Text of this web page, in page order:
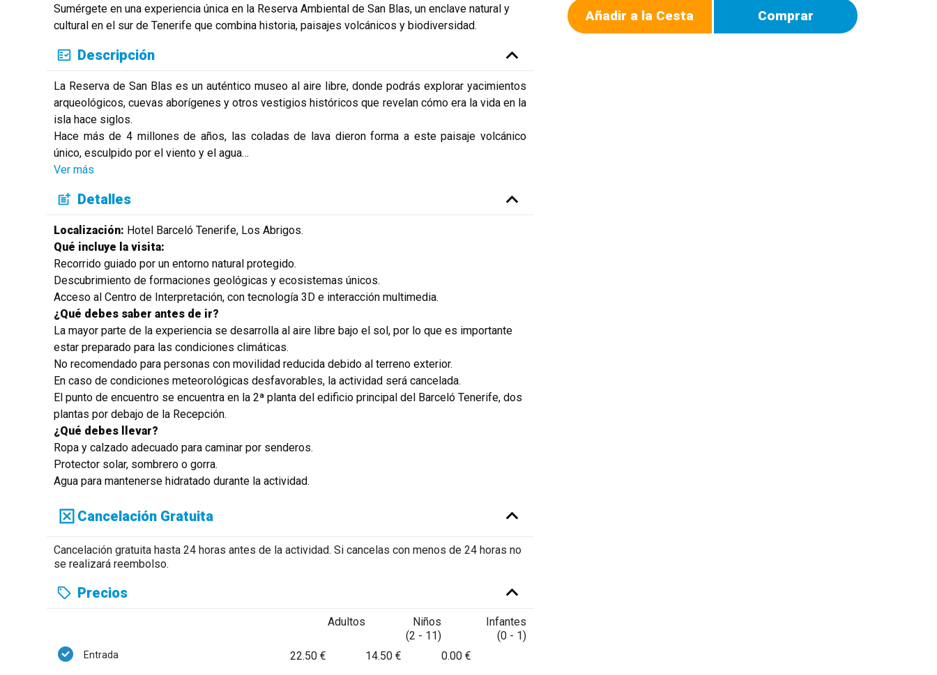
Sumérgete en una experiencia única en la Reserva Ambiental de San Blas, un enclave natural y
cultural en el sur de Tenerife que combina historia, paisajes volcánicos y biodiversidad.
Descripción
La Reserva de San Blas es un auténtico museo al aire libre, donde podrás explorar yacimientos
arqueológicos, cuevas aborígenes y otros vestigios históricos que revelan cómo era la vida en la
isla hace siglos.
Hace más de 4 millones de años, las coladas de lava dieron forma a este paisaje volcánico
único, esculpido por el viento y el agua…
Ver más
Detalles
Localización: Hotel Barceló Tenerife, Los Abrigos.
Qué incluye la visita:
Recorrido guiado por un entorno natural protegido.
Descubrimiento de formaciones geológicas y ecosistemas únicos.
Acceso al Centro de Interpretación, con tecnología 3D e interacción multimedia.
¿Qué debes saber antes de ir?
La mayor parte de la experiencia se desarrolla al aire libre bajo el sol, por lo que es importante
estar preparado para las condiciones climáticas.
No recomendado para personas con movilidad reducida debido al terreno exterior.
En caso de condiciones meteorológicas desfavorables, la actividad será cancelada.
El punto de encuentro se encuentra en la 2ª planta del edificio principal del Barceló Tenerife, dos
plantas por debajo de la Recepción.
¿Qué debes llevar?
Ropa y calzado adecuado para caminar por senderos.
Protector solar, sombrero o gorra.
Agua para mantenerse hidratado durante la actividad.
Cancelación Gratuita
Cancelación gratuita hasta 24 horas antes de la actividad. Si cancelas con menos de 24 horas no
se realizará reembolso.
Precios
Adultos
Niños
(2 - 11)
Infantes
(0 - 1)
Entrada 22.50 € 14.50 € 0.00 €
Añadir a la Cesta Comprar